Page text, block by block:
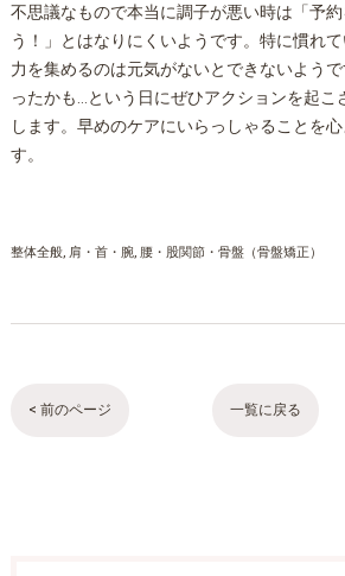
不思議なもので本当に調子が悪い時は「予
う！」とはなりにくいようです。特に慣れ
力を集めるのは元気がないとできないよう
ったかも…という日にぜひアクションを起こ
します。早めのケアにいらっしゃることを
す。
整体全般 肩・首・腕 腰・股関節・骨盤（骨盤矯正）
< 前のページ 一覧に戻る